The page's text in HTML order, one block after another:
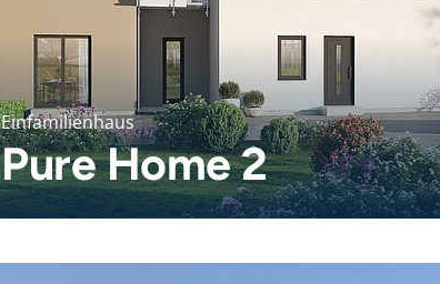
Einfamilienhaus
Pure Home 2